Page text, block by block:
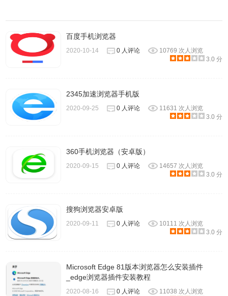
然后点击加载已解压的扩展程序，在文件管理器中找到文件
百度手机浏览器
2020-10-14 0 人评论
10769 次人浏览
3.0 分
2345加速浏览器手机版
2020-09-25 0 人评论
11631 次人浏览
3.0 分
360手机浏览器（安卓版）
2020-09-15 0 人评论
14657 次人浏览
3.0 分
搜狗浏览器安卓版
2020-09-11 0 人评论
10111 次人浏览
3.0 分
Microsoft Edge 81版本浏览器怎么安装插件
_edge浏览器插件安装教程
2020-08-16 0 人评论
11038 次人浏览